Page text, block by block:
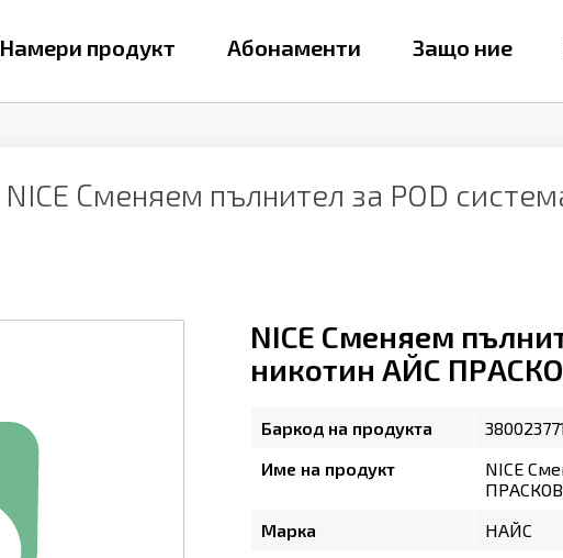
Намери продукт Абонаменти Защо ние
NICE Сменяем пълнител за POD
NICE Сменяем
никотин АЙС
Баркод на продукта
Име на продукт
NICE
Марка
НАЙС